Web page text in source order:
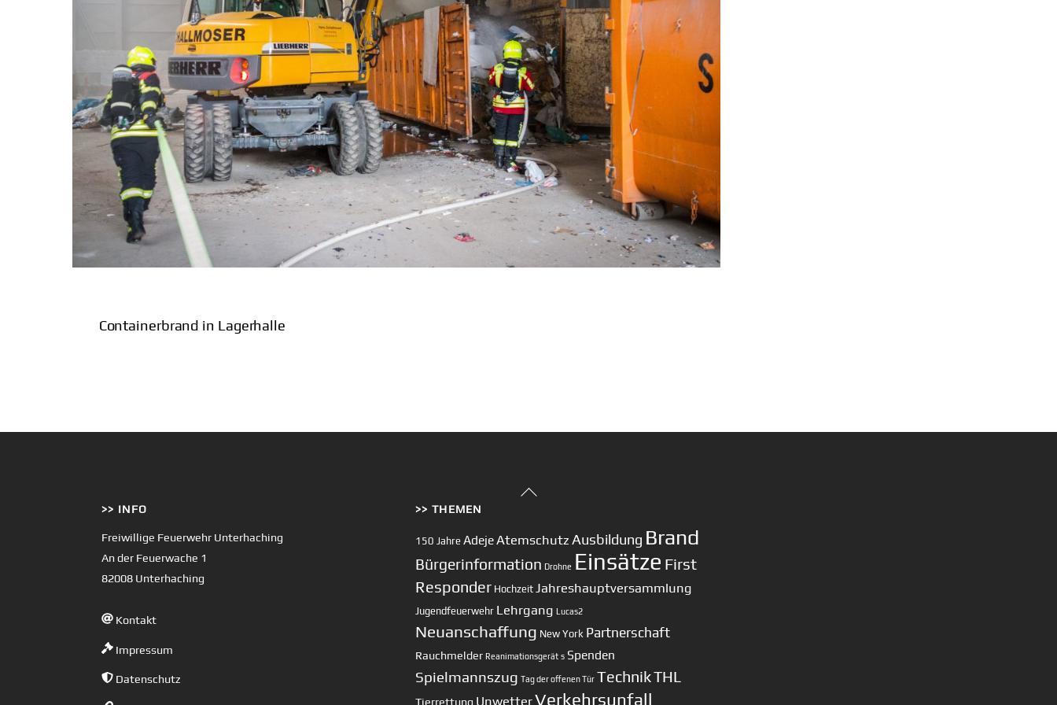
Containerbrand in Lagerhalle
Back
>> INFO
Freiwillige Feuerwehr Unterhaching
An der Feuerwache 1
82008 Unterhaching
Kontakt
Impressum
Datenschutz
>> THEMEN
150 Jahre AdejeAtemschutz Ausbildung Brand
Bürgerinformation Drohne Einsätze First
Responder Hochzeit Jahreshauptversammlung
Jugendfeuerwehr Lehrgang Lucas2
Neuanschaffung New York Partnerschaft
Rauchmelder Reanimationsgerät s Spenden
Spielmannszug Tag der offenen Tür TechnikTHL
Tierrettung UnwetterVerkehrsunfall